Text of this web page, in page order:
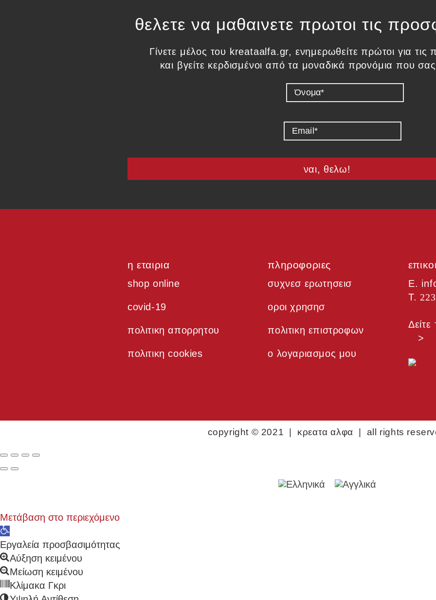
θελετε να μαθαινετε πρωτοι τις
Γίνετε μέλος του kreataalfa.gr, ενημερωθείτε πρώτοι για
και βγείτε κερδισμένοι από τα μοναδικά προνόμια που
ναι, θελω!
η εταιρια
shop online
covid-19
πολιτικη απορρητου
πολιτικη cookies
πληροφοριες
συχνεσ ερωτησεισ
οροι χρησησ
πολιτικη επιστροφων
ο λογαριασμος μου
Ε.
Τ.
>
copyright © 2021 | κρεατα αλφα | all rights
Μετάβαση στο περιεχόμενο
Ανοίξτε
τη
γραμμή
εργαλείων
Εργαλεία προσβασιμότητας
Αύξηση κειμένου
Μείωση κειμένου
Κλίμακα Γκρι